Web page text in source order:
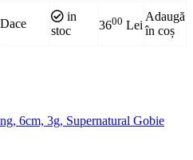
Dace
in
stoc
3600 Lei
Adaugă
în coș
6cm, 3g, Supernatural Gobie